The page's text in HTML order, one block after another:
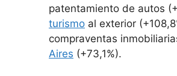
patentamiento de autos
turismo al exterior
compraventas
Aires (+73,1%).